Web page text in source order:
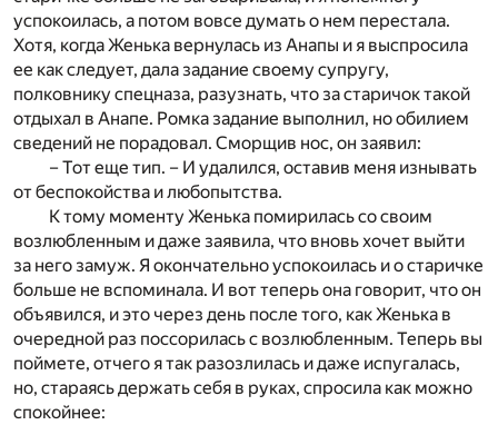
успокоилась, а потом вовсе думать о нем перестала.
Хотя, когда Женька вернулась из Анапы и я выспросила
ее как следует, дала задание своему супругу,
полковнику спецназа, разузнать, что за старичок такой
отдыхал в Анапе. Ромка задание выполнил, но обилием
сведений не порадовал. Сморщив нос, он заявил:
– Тот еще тип. – И удалился, оставив меня изнывать
от беспокойства и любопытства.
К тому моменту Женька помирилась со своим
возлюбленным и даже заявила, что вновь хочет выйти
за него замуж. Я окончательно успокоилась и о старичке
больше не вспоминала. И вот теперь она говорит, что он
объявился, и это через день после того, как Женька в
очередной раз поссорилась с возлюбленным. Теперь вы
поймете, отчего я так разозлилась и даже испугалась,
но, стараясь держать себя в руках, спросила как можно
спокойнее: